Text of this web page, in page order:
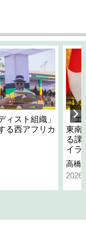
ィスト組織」
る西アフリカ
「
東南
る課
イラ
高橋
2026